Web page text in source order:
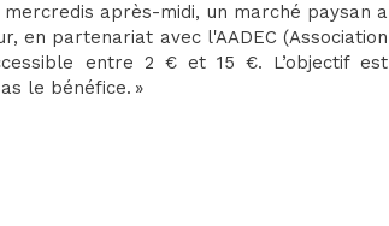
après-midi, un marché paysan a
en partenariat avec l'AADEC (Association
entre 2 € et 15 €. L’objectif est
le bénéfice. »